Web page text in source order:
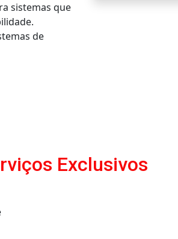
sistemas que
de
Exclusivos